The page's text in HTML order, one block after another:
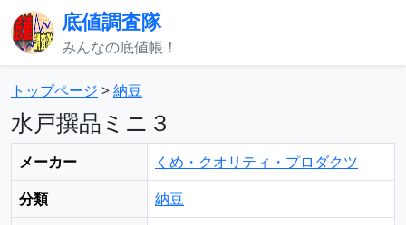
底値調査隊
みんなの底値帳！
トップページ >納豆
水戸撰品ミニ３
メーカー
くめ・クオリティ・プロダクツ
分類
納豆